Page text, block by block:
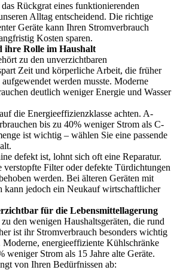
Rückgrat eines funktionierenden
Alltag entscheidend. Die richtige
Geräte kann Ihren Stromverbrauch
Kosten sparen.
ihre Rolle im Haushalt
zu den unverzichtbaren
Zeit und körperliche Arbeit, die früher
werden musste. Moderne
deutlich weniger Energie und Wasser
die Energieeffizienzklasse achten. A-
bis zu 40% weniger Strom als C-
ist wichtig – wählen Sie eine passende
defekt ist, lohnt sich oft eine Reparatur.
verstopfte Filter oder defekte Türdichtungen
werden. Bei älteren Geräten mit
kann jedoch ein Neukauf wirtschaftlicher
für die Lebensmittellagerung
den wenigen Haushaltsgeräten, die rund
ist ihr Stromverbrauch besonders wichtig
energieeffiziente Kühlschränke
weniger Strom als 15 Jahre alte Geräte.
von Ihren Bedürfnissen ab: